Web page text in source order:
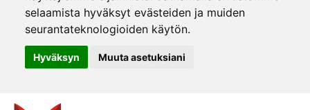
selaamista hyväksyt evästeiden ja muiden
seurantateknologioiden käytön.
Hyväksyn Muuta asetuksiani